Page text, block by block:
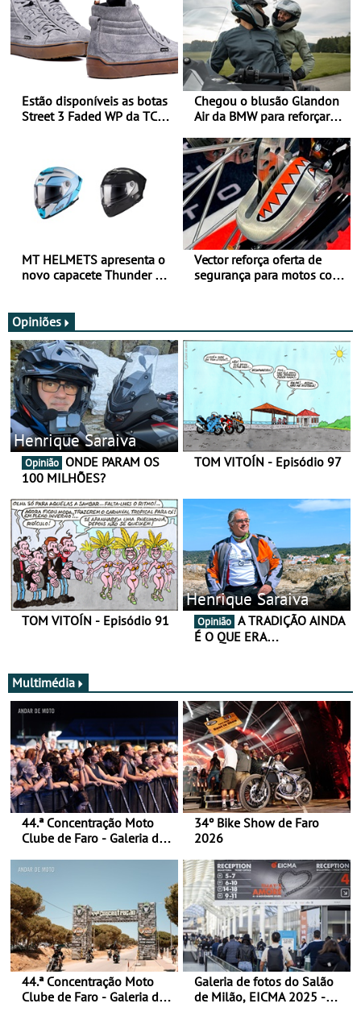
Estão disponíveis as botas
Street 3 Faded WP da TCX
Chegou o blusão Glandon
Air da BMW para reforçar
verão
MT HELMETS apresenta o
novo capacete Thunder 4 R
Vector reforça oferta de
segurança para motos com
Opiniões
Henrique Saraiva
Opinião
100 MILHÕES?
TOM VITOÍN - Episódio 97
TOM VITOÍN - Episódio 91
Henrique Saraiva
Opinião
É O QUE ERA…
Multimédia
44.ª Concentração Moto
Clube de Faro - Galeria de
34º Bike Show de Faro
2026
44.ª Concentração Moto
Clube de Faro - Galeria de
Galeria de fotos do Salão
de Milão, EICMA 2025 -